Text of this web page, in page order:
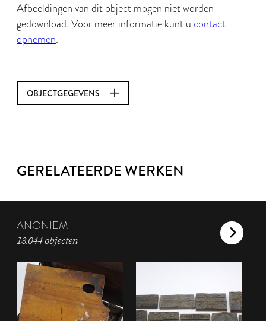
Afbeeldingen van dit object mogen niet worden
gedownload. Voor meer informatie kunt u contact
opnemen.
OBJECTGEGEVENS
GERELATEERDE WERKEN
ANONIEM
13.044 objecten